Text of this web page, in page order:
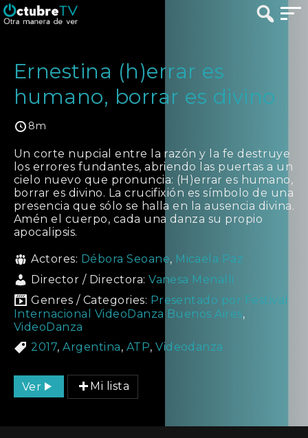
Ernestina (h)errar es
humano, borrar es divino
8m
Un corte nupcial entre la razón y la fe destruye
los errores fundantes, abriendo las puertas a un
cielo nuevo que pronuncia: (H)errar es humano,
borrar es divino. La crucifixión es símbolo de una
presencia que sólo se halla en la ausencia divina.
Amén el cuerpo, cada una danza su propio
apocalipsis.
Actores: Débora Seoane, Micaela Paz
Director / Directora:Vanesa Menalli
Genres / Categories: Presentado por Festival
Internacional VideoDanza Buenos Aires,
VideoDanza
2017,Argentina, ATP,Videodanza
Ver Mi lista